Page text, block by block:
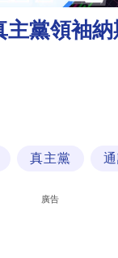
主黨領袖
真主黨
廣告